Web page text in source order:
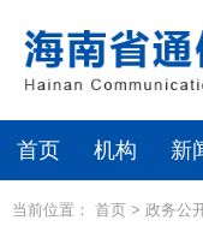
首页 机构 新
当前位置： 首页 > 政务公